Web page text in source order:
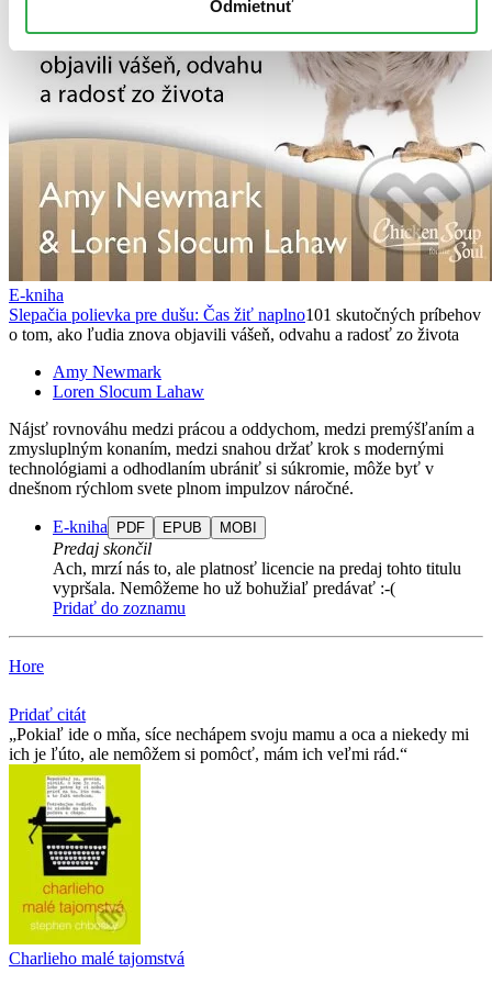
Odmietnuť
E-kniha
Slepačia polievka pre dušu: Čas žiť naplno101 skutočných príbehov
o tom, ako ľudia znova objavili vášeň, odvahu a radosť zo života
Amy Newmark
Loren Slocum Lahaw
Nájsť rovnováhu medzi prácou a oddychom, medzi premýšľaním a
zmysluplným konaním, medzi snahou držať krok s modernými
technológiami a odhodlaním ubrániť si súkromie, môže byť v
dnešnom rýchlom svete plnom impulzov náročné.
E-kniha PDF EPUB MOBI
Predaj skončil
Ach, mrzí nás to, ale platnosť licencie na predaj tohto titulu
vypršala. Nemôžeme ho už bohužiaľ predávať :-(
Pridať do zoznamu
Hore
Pridať citát
Pokiaľ ide o mňa, síce nechápem svoju mamu a oca a niekedy mi
ich je ľúto, ale nemôžem si pomôcť, mám ich veľmi rád.
Charlieho malé tajomstvá